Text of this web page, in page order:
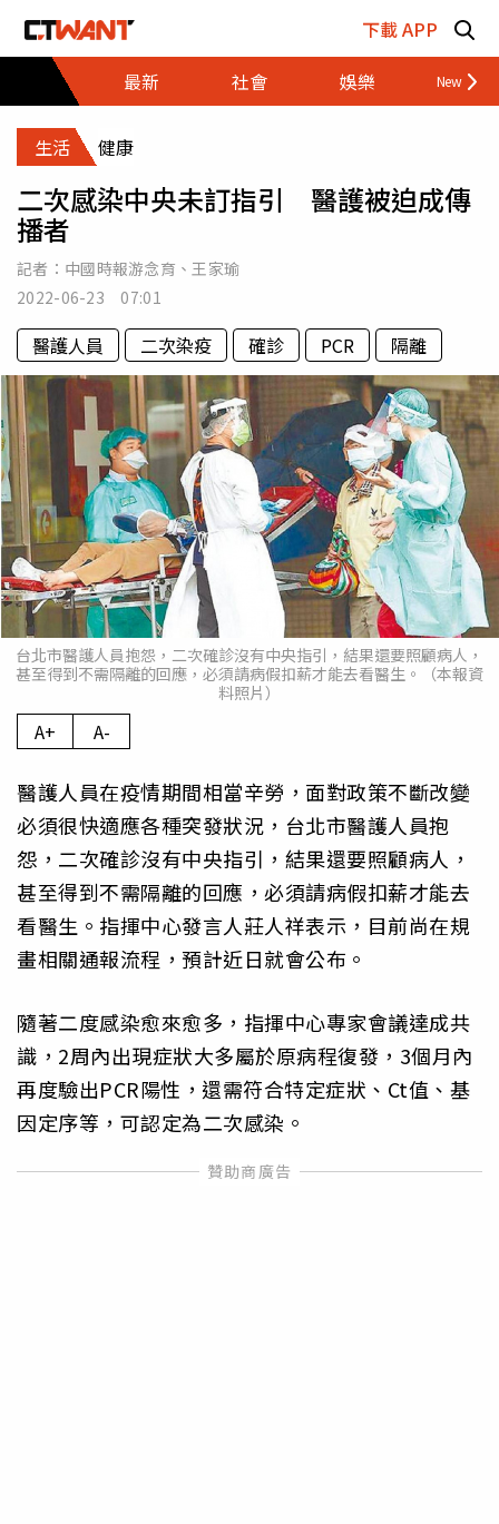
下載 APP
最新
社會 娛樂 財經
生活 健康
二次感染中央未訂指引 醫護被迫成傳
播者
記者： 中國時報游念育 、王家瑜
2022-06-23 07:01
醫護人員 二次染疫 確診 PCR 隔離
台北市醫護人員抱怨，二次確診沒有中央指引，結果還要照顧病人，
甚至得到不需隔離的回應，必須請病假扣薪才能去看醫生。（本報資
料照片）
A+ A-
醫護人員在疫情期間相當辛勞，面對政策不斷改變
必須很快適應各種突發狀況，台北市醫護人員抱
怨，二次確診沒有中央指引，結果還要照顧病人，
甚至得到不需隔離的回應，必須請病假扣薪才能去
看醫生。指揮中心發言人莊人祥表示，目前尚在規
畫相關通報流程，預計近日就會公布。
隨著二度感染愈來愈多，指揮中心專家會議達成共
識，2周內出現症狀大多屬於原病程復發，3個月內
再度驗出PCR陽性，還需符合特定症狀、Ct值、基
因定序等，可認定為二次感染。